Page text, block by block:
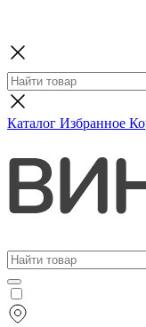
Каталог Избранное